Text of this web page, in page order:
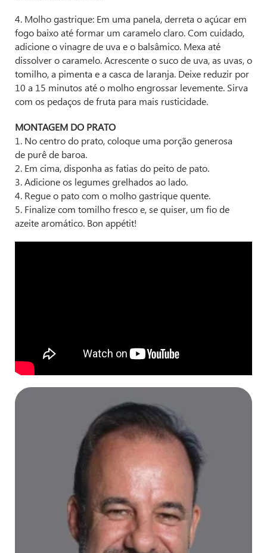
4. Molho gastrique: Em uma panela, derreta o açúcar em
fogo baixo até formar um caramelo claro. Com cuidado,
adicione o vinagre de uva e o balsâmico. Mexa até
dissolver o caramelo. Acrescente o suco de uva, as uvas, o
tomilho, a pimenta e a casca de laranja. Deixe reduzir por
10 a 15 minutos até o molho engrossar levemente. Sirva
com os pedaços de fruta para mais rusticidade.
MONTAGEM DO PRATO
1. No centro do prato, coloque uma porção generosa
de purê de baroa.
2. Em cima, disponha as fatias do peito de pato.
3. Adicione os legumes grelhados ao lado.
4. Regue o pato com o molho gastrique quente.
5. Finalize com tomilho fresco e, se quiser, um fio de
azeite aromático. Bon appétit!